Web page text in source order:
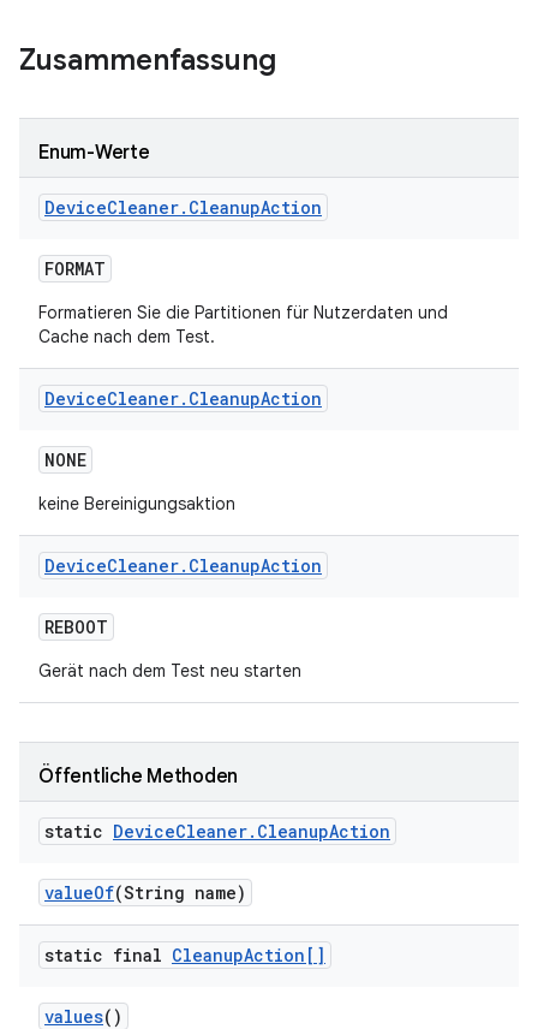
Zusammenfassung
Enum-Werte
DeviceCleaner. CleanupAction
FORMAT
Formatieren Sie die Partitionen für Nutzerdaten und
Cache nach dem Test.
DeviceCleaner. CleanupAction
NONE
keine Bereinigungsaktion
DeviceCleaner. CleanupAction
REBOOT
Gerät nach dem Test neu starten
Öffentliche Methoden
static DeviceCleaner. CleanupAction
valueOf(String name)
static final CleanupAction[]
values()